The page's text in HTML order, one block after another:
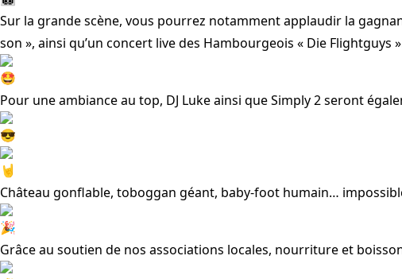
Sur la grande scène, vous pourrez notamment applaudir la
son », ainsi qu’un concert live des Hambourgeois « Die Flightguys
Pour une ambiance au top, DJ Luke ainsi que Simply 2 seront
Château gonflable, toboggan géant, baby-foot humain…
Grâce au soutien de nos associations locales, nourriture et